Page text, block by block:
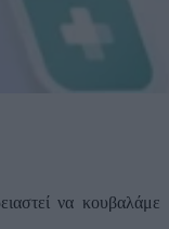
να κουβαλάμε